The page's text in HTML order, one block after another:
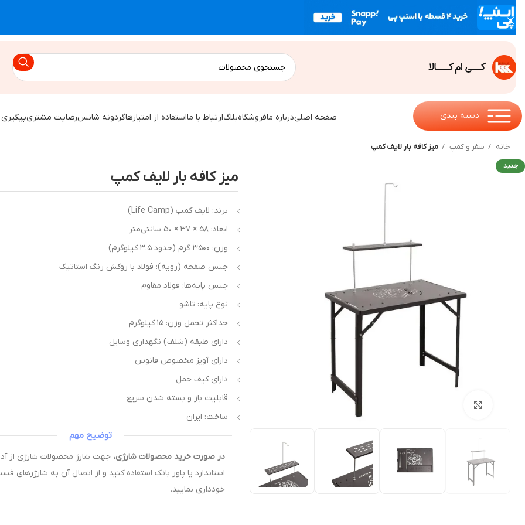
دسته بندی صفحه اصلیدرباره مافروشگاهبلاگارتباط با مااستفاده از امتیازهاگردونه شانسرضایت مشتری
خانه سفر و کمپ میز کافه بار لایف کمپ
جدید
میز کافه بار لایف کمپ
برند: لایف کمپ (Life Camp)
ابعاد: ۵۸ × ۳۷ × ۵۰ سانتی‌متر
وزن: ۳۵۰۰ گرم (حدود ۳.۵ کیلوگرم)
جنس صفحه (رویه): فولاد با روکش رنگ استاتیک
جنس پایه‌ها: فولاد مقاوم
نوع پایه: تاشو
حداکثر تحمل وزن: ۱۵ کیلوگرم
دارای طبقه (شلف) نگهداری وسایل
دارای آویز مخصوص فانوس
دارای کیف حمل
قابلیت باز و بسته شدن سریع
ساخت: ایران
توضیح مهم
در صورت خرید محصولات شارژی،
استاندارد یا پاور بانک استفاده کنید و از اتصال آن به شارژرهای
خودداری نمایید.